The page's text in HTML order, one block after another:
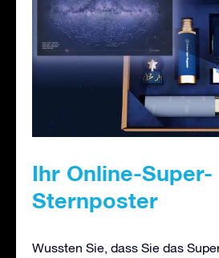
Ihr Online-Super-
Sternposter
Wussten Sie, dass Sie das